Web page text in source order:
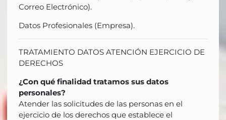
Correo Electrónico).
Datos Profesionales (Empresa).
TRATAMIENTO DATOS ATENCIÓN EJERCICIO DE
DERECHOS
¿Con qué finalidad tratamos sus datos
personales?
Atender las solicitudes de las personas en el
ejercicio de los derechos que establece el